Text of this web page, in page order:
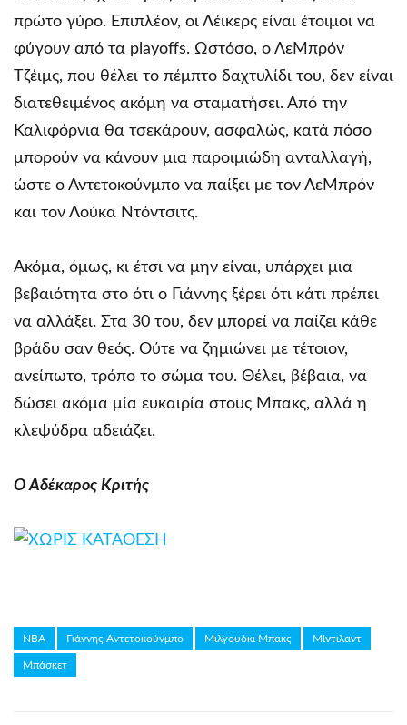
πρώτο γύρο. Επιπλέον, οι Λέικερς είναι έτοιμοι να
φύγουν από τα playoffs. Ωστόσο, ο ΛεΜπρόν
Τζέιμς, που θέλει το πέμπτο δαχτυλίδι του, δεν είναι
διατεθειμένος ακόμη να σταματήσει. Από την
Καλιφόρνια θα τσεκάρουν, ασφαλώς, κατά πόσο
μπορούν να κάνουν μια παροιμιώδη ανταλλαγή,
ώστε ο Αντετοκούνμπο να παίξει με τον ΛεΜπρόν
και τον Λούκα Ντόντσιτς.
Ακόμα, όμως, κι έτσι να μην είναι, υπάρχει μια
βεβαιότητα στο ότι ο Γιάννης ξέρει ότι κάτι πρέπει
να αλλάξει. Στα 30 του, δεν μπορεί να παίζει κάθε
βράδυ σαν θεός. Ούτε να ζημιώνει με τέτοιον,
ανείπωτο, τρόπο το σώμα του. Θέλει, βέβαια, να
δώσει ακόμα μία ευκαιρία στους Μπακς, αλλά η
κλεψύδρα αδειάζει.
Ο Αδέκαρος Κριτής
NBA Γιάννης Αντετοκούνμπο Μιλγουόκι Μπακς Μίντιλαντ
Μπάσκετ